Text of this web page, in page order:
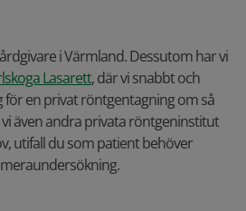
i Värmland. Dessutom har vi
Lasarett, där vi snabbt och
för en privat röntgentagning om så
även andra privata röntgeninstitut
utifall du som patient behöver